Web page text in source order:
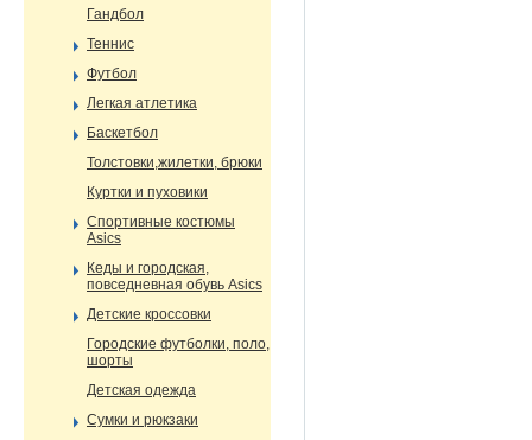
Гандбол
Теннис
Футбол
Легкая атлетика
Баскетбол
Толстовки,жилетки, брюки
Куртки и пуховики
Спортивные костюмы
Asics
Кеды и городская,
повседневная обувь Asics
Детские кроссовки
Городские футболки, поло,
шорты
Детская одежда
Сумки и рюкзаки